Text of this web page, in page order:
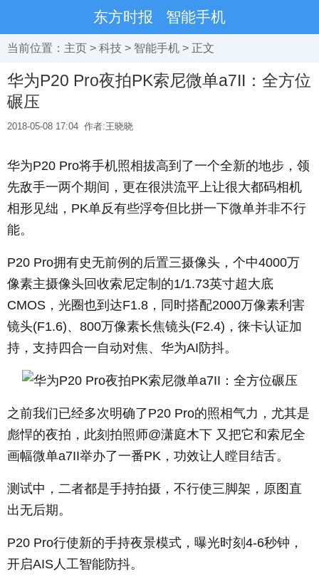
东方时报 智能手机
当前位置： 主页 > 科技 > 智能手机 > 正文
华为P20 Pro夜拍PK索尼微单a7II：全方位
碾压
2018-05-08 17:04 作者:王晓晓
华为P20 Pro将手机照相拔高到了一个全新的地步，领
先敌手一两个期间，更在很洪流平上让很大都码相机
相形见绌，PK单反有些浮夸但比拼一下微单并非不行
能。
P20 Pro拥有史无前例的后置三摄像头，个中4000万
像素主摄像头回收索尼定制的1/1.73英寸超大底
CMOS，光圈也到达F1.8，同时搭配2000万像素利害
镜头(F1.6)、800万像素长焦镜头(F2.4)，徕卡认证加
持，支持四合一自动对焦、华为AI防抖。
之前我们已经多次明确了P20 Pro的照相气力，尤其是
彪悍的夜拍，此刻拍照师@潇庭木下 又把它和索尼全
画幅微单a7II举办了一番PK，功效让人瞠目结舌。
测试中，二者都是手持拍摄，不行使三脚架，原图直
出无后期。
P20 Pro行使新的手持夜景模式，曝光时刻4-6秒钟，
开启AIS人工智能防抖。